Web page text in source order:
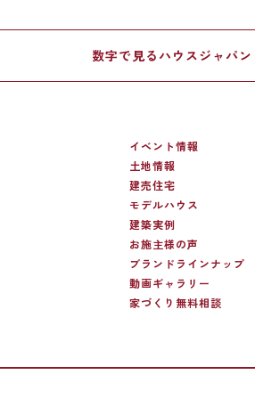
数字で見る ハウスジャパン
イベント情報
土地情報
建売住宅
モデルハウス
建築実例
お施主様の声
ブランドラインナップ
動画ギャラリー
家づくり無料相談